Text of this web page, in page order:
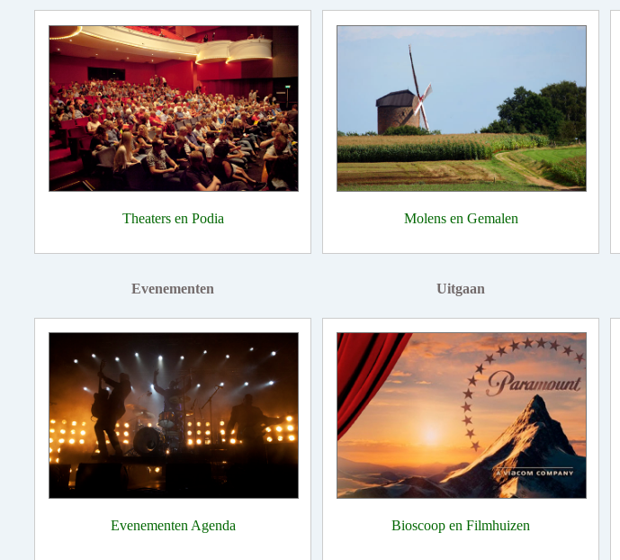
Theaters en Podia Molens en Gemalen
Evenementen
Evenementen Agenda
Uitgaan
Bioscoop en Filmhuizen